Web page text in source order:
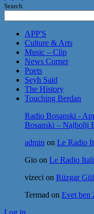
Search
APP'S
Culture & Arts
Music – Clip
News Corner
Poets
Şeyh Said
The History
Touching Berdan
Radio Bosanski -
Bosanski – Najbolji
admin on Le Radio
Gio on Le Radio
vizeci on Rüzgar
Termad on Evet ben
Log in